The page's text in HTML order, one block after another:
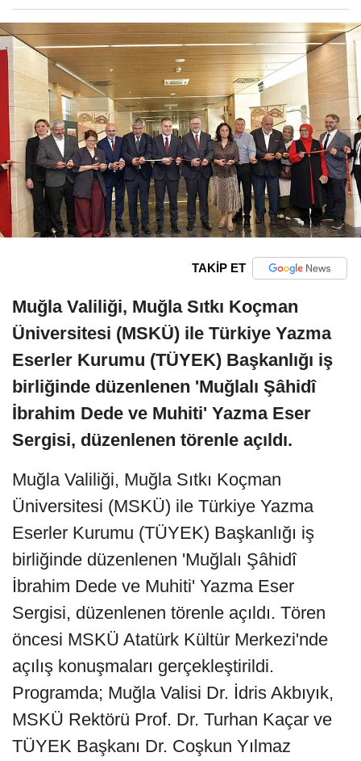
TAKİP ET
Muğla Valiliği, Muğla Sıtkı Koçman
Üniversitesi (MSKÜ) ile Türkiye Yazma
Eserler Kurumu (TÜYEK) Başkanlığı iş
birliğinde düzenlenen 'Muğlalı Şâhidî
İbrahim Dede ve Muhiti' Yazma Eser
Sergisi, düzenlenen törenle açıldı.
Muğla Valiliği, Muğla Sıtkı Koçman
Üniversitesi (MSKÜ) ile Türkiye Yazma
Eserler Kurumu (TÜYEK) Başkanlığı iş
birliğinde düzenlenen 'Muğlalı Şâhidî
İbrahim Dede ve Muhiti' Yazma Eser
Sergisi, düzenlenen törenle açıldı. Tören
öncesi MSKÜ Atatürk Kültür Merkezi'nde
açılış konuşmaları gerçekleştirildi.
Programda; Muğla Valisi Dr. İdris Akbıyık,
MSKÜ Rektörü Prof. Dr. Turhan Kaçar ve
TÜYEK Başkanı Dr. Coşkun Yılmaz